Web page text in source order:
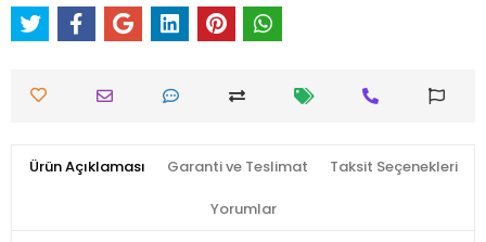
Ürün Açıklaması Garanti ve Teslimat Taksit Seçenekleri
Yorumlar